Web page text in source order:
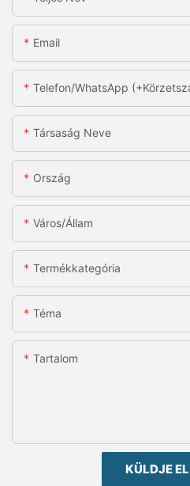
Email
Telefon/WhatsApp
Társaság Neve
Ország
Város/állam
Termékkategória
Téma
Tartalom
KÜLDJE